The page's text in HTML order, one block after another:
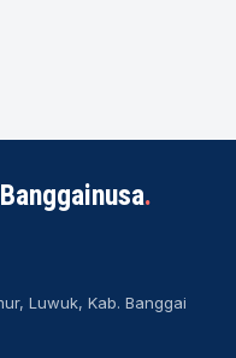
.
Luwuk, Kab. Banggai